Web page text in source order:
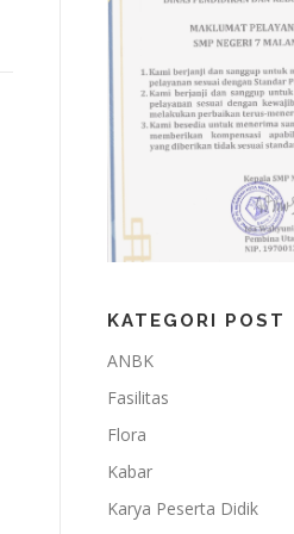
KATEGORI POST
ANBK
Fasilitas
Flora
Kabar
Karya Peserta Didik